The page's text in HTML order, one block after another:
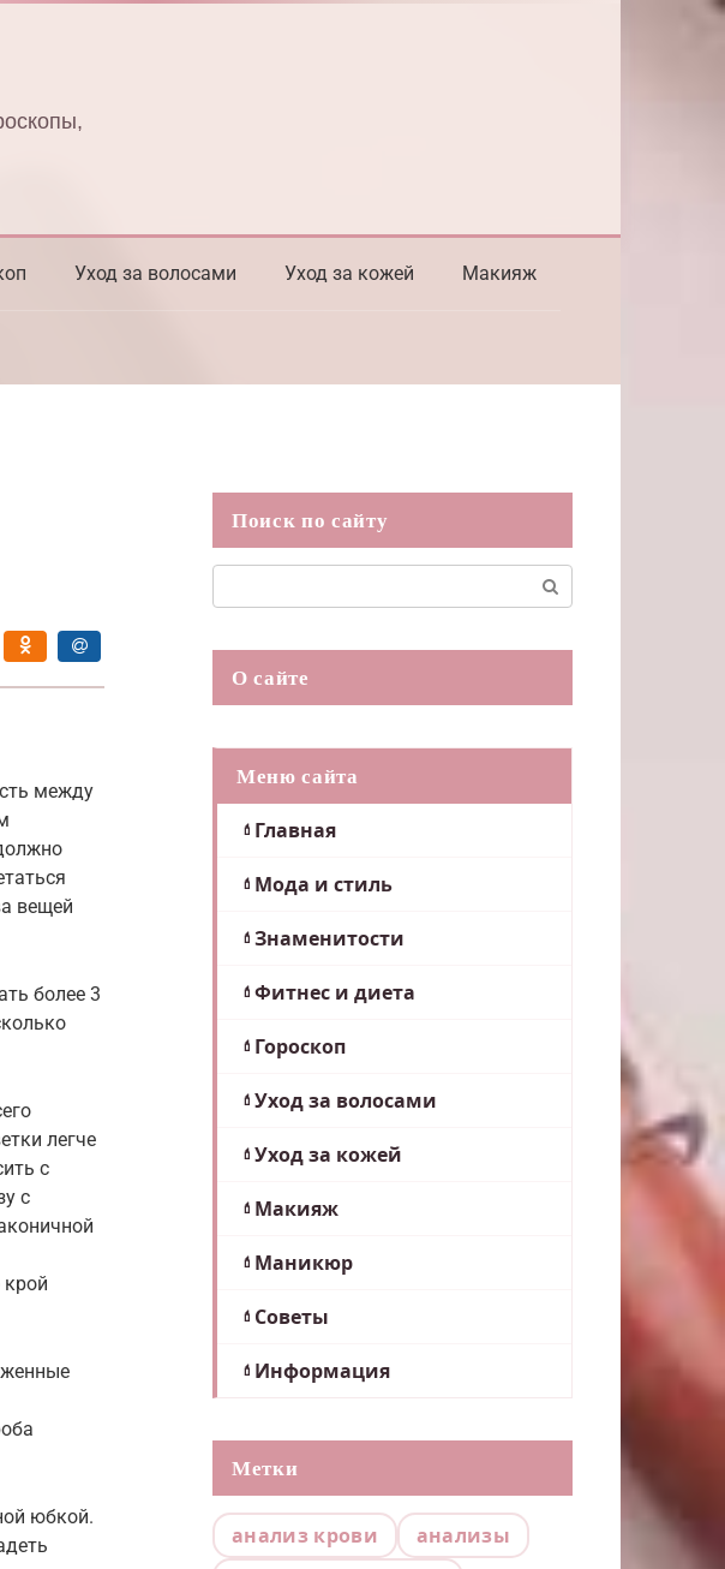
Уход за волосами Уход за кожей Макияж
между
вещей
более 3
легче
с
с
юбкой.
Поиск по сайту
О сайте
Меню сайта
Главная
Мода и стиль
Знаменитости
Фитнес и диета
Гороскоп
Уход за волосами
Уход за кожей
Макияж
Маникюр
Советы
Информация
Метки
анализ крови
анализы